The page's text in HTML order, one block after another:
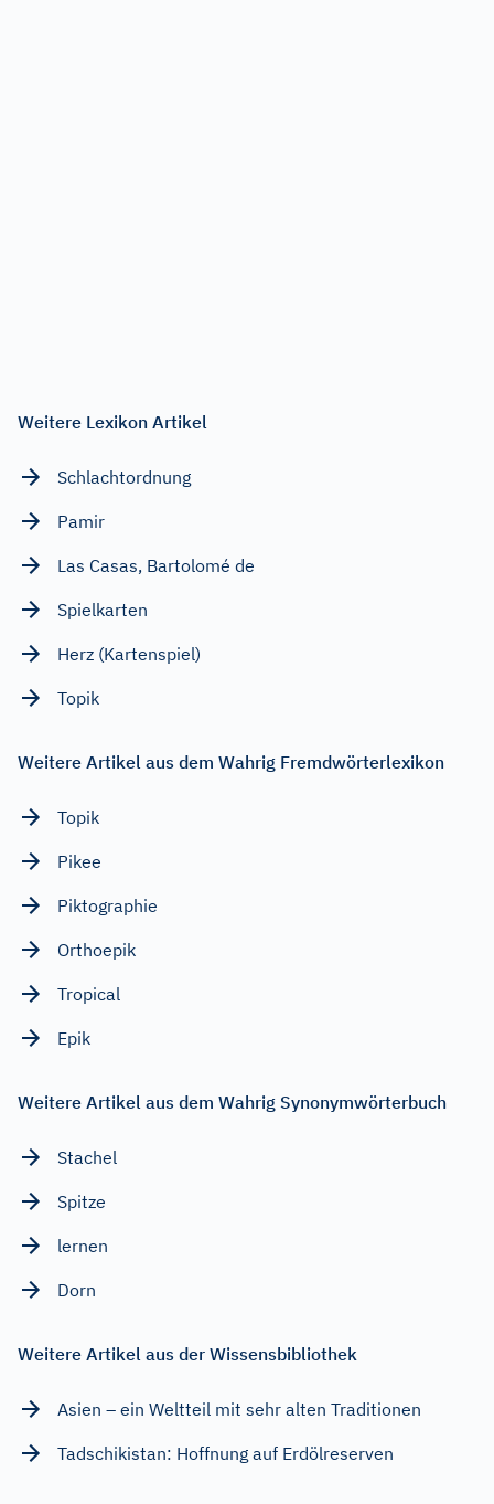
Weitere Lexikon Artikel
Schlachtordnung
Pamir
Las Casas, Bartolomé de
Spielkarten
Herz (Kartenspiel)
Topik
Weitere Artikel aus dem Wahrig Fremdwörterlexikon
Topik
Pikee
Piktographie
Orthoepik
Tropical
Epik
Weitere Artikel aus dem Wahrig Synonymwörterbuch
Stachel
Spitze
lernen
Dorn
Weitere Artikel aus der Wissensbibliothek
Asien – ein Weltteil mit sehr alten Traditionen
Tadschikistan: Hoffnung auf Erdölreserven